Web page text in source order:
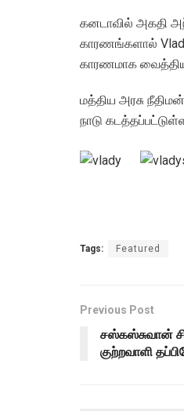
கனடாவில் அகதி
காரணங்களால்
காரணமாக
மத்திய அரசு
நாடு
Tags: Featured
Previous Post
சஸ்கஸ்சுவான்
குற்றவாளி